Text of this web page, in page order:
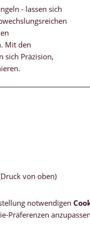
- lassen sich
Mit den
sich Präzision,
von oben)
notwendigen
Präferenzen